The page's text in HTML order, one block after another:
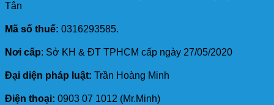
Tân
Mã số thuế: 0316293585.
Nơi cấp: Sở KH & ĐT TPHCM cấp ngày 27/05/2020
Đại diện pháp luật: Trần Hoàng Minh
Điện thoại: 0903 07 1012 (Mr.Minh)